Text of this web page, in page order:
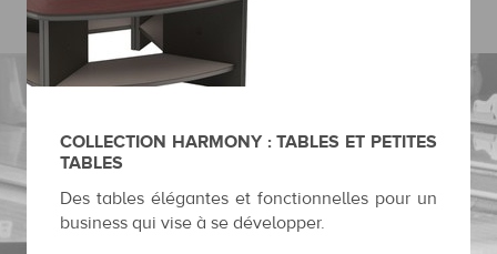
COLLECTION HARMONY : TABLES ET PETITES
TABLES
Des tables élégantes et fonctionnelles pour un
business qui vise à se développer.